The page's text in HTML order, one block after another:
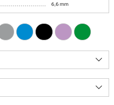
6,6 mm
keyboard_arrow_down
keyboard_arrow_down